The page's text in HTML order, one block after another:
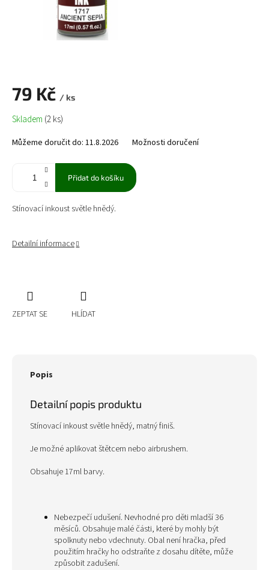
79 Kč / ks
Měrná
cena:
Skladem (2 ks)
Můžeme doručit do: 11.8.2026 Možnosti doručení
Přidat do košíku
Stínovací inkoust světle hnědý.
Detailní informace
ZEPTAT SE HLÍDAT
Popis
Detailní popis produktu
Stínovací inkoust světle hnědý, matný finiš.
Je možné aplikovat štětcem nebo airbrushem.
Obsahuje 17ml barvy.
Nebezpečí udušení. Nevhodné pro děti mladší 36
měsíců. Obsahuje malé části, které by mohly být
spolknuty nebo vdechnuty. Obal není hračka, před
použitím hračky ho odstraňte z dosahu dítěte, může
způsobit zadušení.